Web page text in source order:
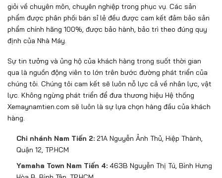
giỏi về chuyên môn, chuyên nghiệp trong phục vụ. Các sản
phẩm được phân phối bán sỉ lẻ đều được cam kết đảm bảo sản
phẩm chính hãng 100%, được bảo hành, bảo trì theo đúng quy
định của Nhà Máy.
Sự tin tưởng và ủng hộ của khách hàng trong suốt thời gian
qua là nguồn động viên to lớn trên bước đường phát triển của
chúng tôi. Chúng tôi cam kết sẽ luôn nỗ lực cả về nhân lực, vật
lực. Không ngừng phát triển để đưa thương hiệu Hệ thống
Xemaynamtien.com sẽ luôn là sự lựa chọn hàng đầu của khách
hàng.
Chi nhánh Nam Tiến 2: 21A Nguyễn Ảnh Thủ, Hiệp Thành,
Quận 12, TP.HCM
Yamaha Town Nam Tiến 4: 463B Nguyễn Thị Tú, Bình Hưng